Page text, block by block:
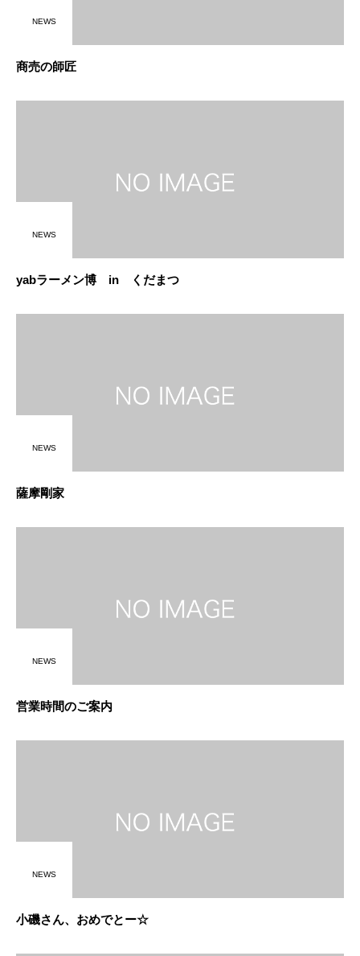
NEWS
商売の師匠
NEWS
yabラーメン博 in くだまつ
NEWS
薩摩剛家
NEWS
営業時間のご案内
NEWS
小磯さん、おめでとー☆